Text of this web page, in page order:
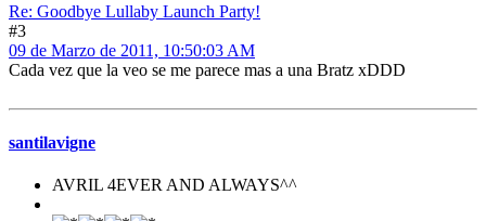
Re: Goodbye Lullaby Launch Party!
#3
09 de Marzo de 2011, 10:50:03 AM
Cada vez que la veo se me parece mas a una Bratz xDDD
santilavigne
AVRIL 4EVER AND ALWAYS^^